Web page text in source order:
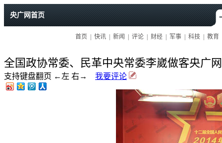
全国政协常委、民革中央常委李崴做客央广网
支持键盘翻页 ←左 右→ 我要评论